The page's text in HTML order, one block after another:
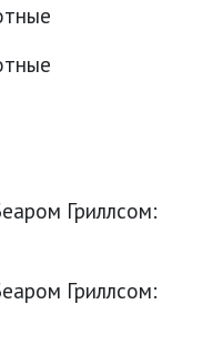
Гриллсом:
Гриллсом: